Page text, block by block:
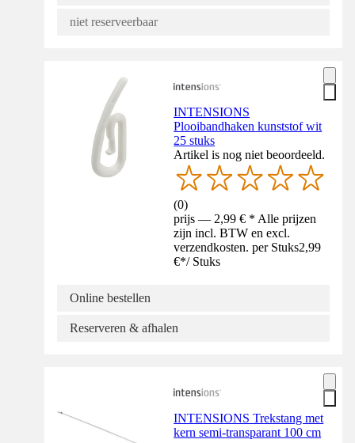
niet reserveerbaar
INTENSIONS
Plooibandhaken kunststof wit
25 stuks
Artikel is nog niet beoordeeld.
(0)
prijs — 2,99 € * Alle prijzen
zijn incl. BTW en excl.
verzendkosten. per Stuks2,99
€*/ Stuks
Online bestellen
Reserveren & afhalen
INTENSIONS Trekstang met
kern semi-transparant 100 cm